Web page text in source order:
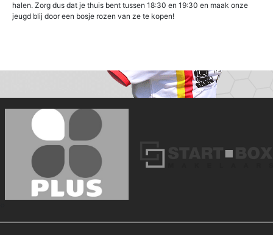
halen. Zorg dus dat je thuis bent tussen 18:30 en 19:30 en maak onze
jeugd blij door een bosje rozen van ze te kopen!